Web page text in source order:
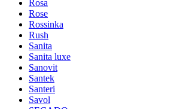
Rosa
Rose
Rossinka
Rush
Sanita
Sanita luxe
Sanovit
Santek
Santeri
Savol